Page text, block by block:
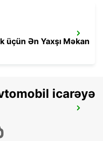
*RY*
üçün Ən Yaxşı Məkan
icarəyə